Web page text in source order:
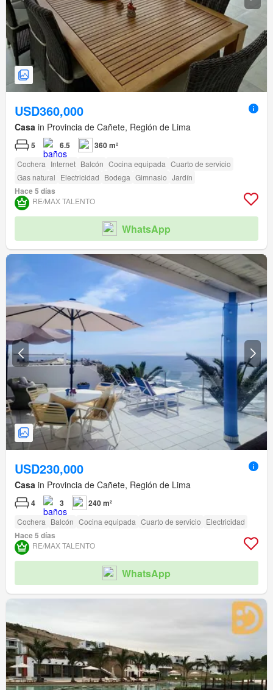
USD360,000
Casa in Provincia de Cañete, Región de Lima
5 6.5 360 m²
Cochera Internet Balcón Cocina equipada Cuarto de servicio
Gas natural Electricidad Bodega Gimnasio Jardín
Hace 5 días
RE/MAX TALENTO
WhatsApp
USD230,000
Casa in Provincia de Cañete, Región de Lima
4 3 240 m²
Cochera Balcón Cocina equipada Cuarto de servicio Electricidad
Hace 5 días
RE/MAX TALENTO
WhatsApp